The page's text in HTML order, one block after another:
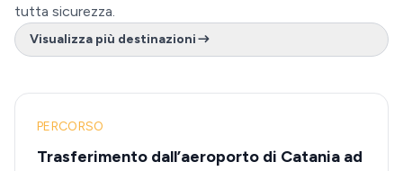
tutta sicurezza.
Visualizza più destinazioni
PERCORSO
Trasferimento dall’aeroporto di Catania ad